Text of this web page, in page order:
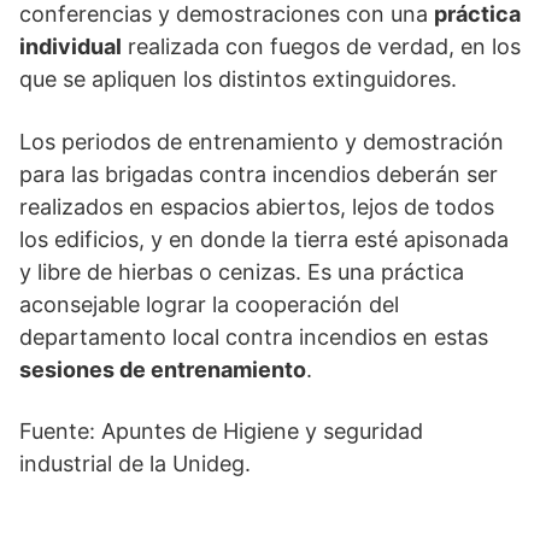
conferencias y demostraciones con una práctica
individual realizada con fuegos de verdad, en los
que se apliquen los distintos extinguidores.
Los periodos de entrenamiento y demostración
para las brigadas contra incendios deberán ser
realizados en espacios abiertos, lejos de todos
los edificios, y en donde la tierra esté apisonada
y libre de hierbas o cenizas. Es una práctica
aconsejable lograr la cooperación del
departamento local contra incendios en estas
sesiones de entrenamiento.
Fuente: Apuntes de Higiene y seguridad
industrial de la Unideg.